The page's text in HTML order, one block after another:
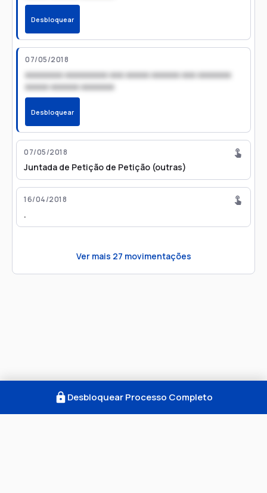
Desbloquear
07/05/2018
xxxxxxxx xxxxxxxxx xxx xxxxx xxxxxx xxx xxxxxxx
xxxxx xxxxxx xxxxxxx
Desbloquear
07/05/2018
Juntada de Petição de Petição (outras)
16/04/2018
.
Ver mais 27 movimentações
Desbloquear Processo Completo